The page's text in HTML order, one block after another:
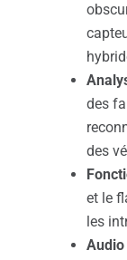
des
des
et le
les